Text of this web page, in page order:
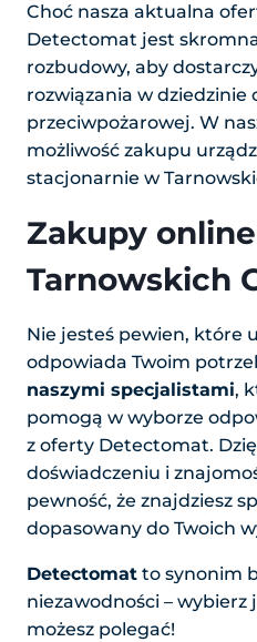
Choć nasza aktualna
Detectomat jest
rozbudowy, aby
rozwiązania w dziedzinie
przeciwpożarowej. W
możliwość zakupu
stacjonarnie w
Zakupy
Tarnowskich
Nie jesteś pewien, które
odpowiada Twoim
naszymi specjalistami,
pomogą w wyborze
z oferty Detectomat.
doświadczeniu i
pewność, że znajdziesz
dopasowany do Twoich
Detectomat to synonim
niezawodności – wybierz
możesz polegać!